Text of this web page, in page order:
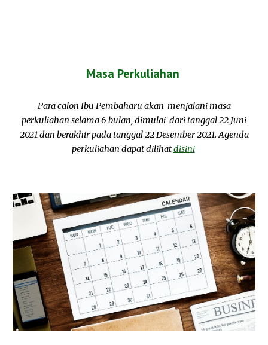
Masa Perkuliahan
Para calon Ibu Pembaharu akan menjalani masa
perkuliahan selama 6 bulan, dimulai dari tanggal 22 Juni
2021 dan berakhir pada tanggal 22 Desember 2021. Agenda
perkuliahan dapat dilihatdisini